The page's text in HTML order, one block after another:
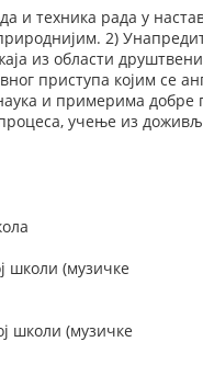
техника рада у
2)
из области
приступа којим се
и примерима
учење из
школи (музичке
школи (музичке